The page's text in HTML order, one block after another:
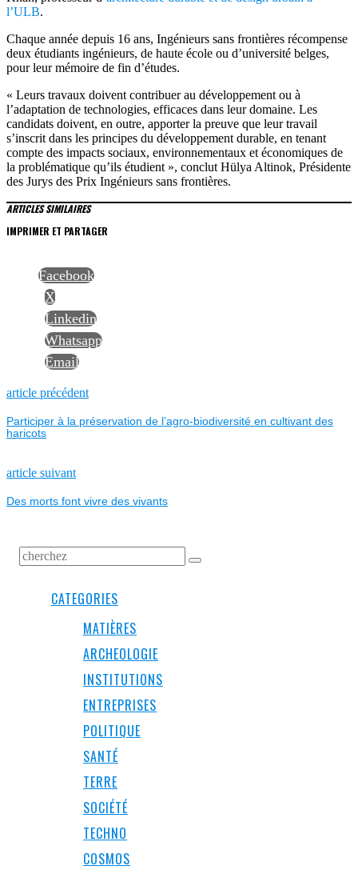
l’ULB.
Chaque année depuis 16 ans, Ingénieurs sans frontières récompense
deux étudiants ingénieurs, de haute école ou d’université belges,
pour leur mémoire de fin d’études.
« Leurs travaux doivent contribuer au développement ou à
l’adaptation de technologies, efficaces dans leur domaine. Les
candidats doivent, en outre, apporter la preuve que leur travail
s’inscrit dans les principes du développement durable, en tenant
compte des impacts sociaux, environnementaux et économiques de
la problématique qu’ils étudient », conclut Hülya Altinok, Présidente
des Jurys des Prix Ingénieurs sans frontières.
ARTICLES SIMILAIRES
IMPRIMER ET PARTAGER
Facebook
X
Linkedin
Whatsapp
Email
NAVIGATION
DE
L’ARTICLE
article précédentPrevious
Participer à la préservation de l’agro-biodiversité en cultivant des
haricots
article suivantNext
Des morts font vivre des vivants
CATEGORIES
MATIÈRES
ARCHEOLOGIE
INSTITUTIONS
ENTREPRISES
POLITIQUE
SANTÉ
TERRE
SOCIÉTÉ
TECHNO
COSMOS